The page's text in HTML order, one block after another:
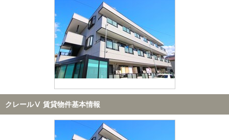
クレールⅤ 賃貸物件基本情報